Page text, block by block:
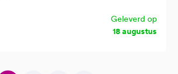
Geleverd op
18 augustus